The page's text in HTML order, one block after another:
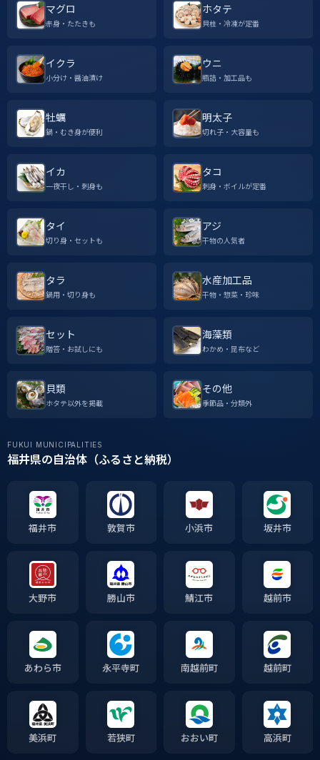
マグロ
赤身・たたきも
ホタテ
貝柱・冷凍が定番
イクラ
小分け・醤油漬け
ウニ
瓶詰・加工品も
牡蠣
鍋・むき身が便利
明太子
切れ子・大容量も
イカ
一夜干し・刺身も
タコ
刺身・ボイルが定番
タイ
切り身・セットも
アジ
干物の人気者
タラ
鍋用・切り身も
水産加工品
干物・惣菜・珍味
セット
贈答・お試しにも
海藻類
わかめ・昆布など
貝類
ホタテ以外を掲載
その他
季節品・分類外
FUKUI MUNICIPALITIES
福井県の自治体（ふるさと納税）
福井市 敦賀市 小浜市 坂井市
大野市 勝山市 鯖江市 越前市
あわら市 永平寺町 南越前町 越前町
美浜町 若狭町 おおい町 高浜町